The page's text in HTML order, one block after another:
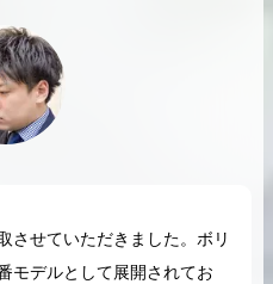
説
させていただきました。ボリ
モデルとして展開されてお